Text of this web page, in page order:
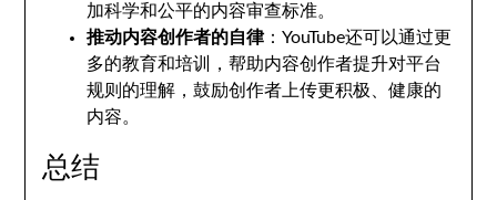
加科学和公平的内容审查标准。
推动内容创作者的自律：YouTube还可以通过更
多的教育和培训，帮助内容创作者提升对平台
规则的理解，鼓励创作者上传更积极、健康的
内容。
总结